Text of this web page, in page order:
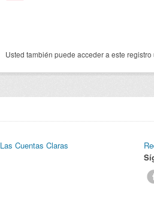
Usted también puede acceder a este
Las Cuentas Claras